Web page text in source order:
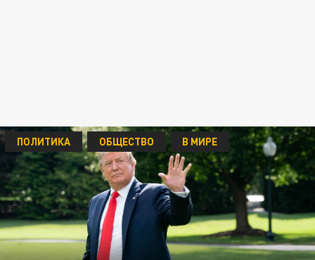
ПОЛИТИКА ОБЩЕСТВО В МИРЕ